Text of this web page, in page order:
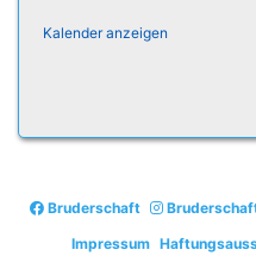
Kalender anzeigen
Bruderschaft
Impressum